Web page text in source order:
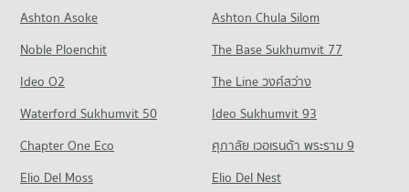
คอนโด วิทยาลัยเซาธ์อีสท์บางกอก
399 โครงการ
คอนโดให้เช่า วิทยาลัยเซาธ์อีสท์บางกอก
มีคอนโดให้เช่า 16,674 ประกาศ
ขายคอนโด วิทยาลัยเซาธ์อีสท์บางกอก
มีคอนโดขาย 5,742 ประกาศ
คอนโด ม.กรุงเทพ กล้วยน้ำไท
ขายคอนโด บิ๊กซี เอ็กซ์ตร้า อ่อนนุช
มีคอนโดขาย 14,969 ประกาศ
365 โครงการ
คอนโดให้เช่า เทสโก้โลตัส สุขุมวิท 50
มีคอนโดขาย 8,303 ประกาศ
คอนโดให้เช่า ถนนสุขุมวิท
มีคอนโดให้เช่า 74,265 ประกาศ
ขายคอนโด ถนนสุขุมวิท
มีคอนโดขาย 27,183 ประกาศ
คอนโด ซอยอ่อนนุช (สุขุมวิท 77)
คอนโดให้เช่า ซอยอ่อนนุช (สุขุมวิท 77)
มีคอนโดให้เช่า 5,480 ประกาศ
Ashton Asoke
Ashton Chula Silom
Noble Ploenchit
The Base Sukhumvit 77
Ideo O2
The Line วงศ์สว่าง
Waterford Sukhumvit 50
Ideo Sukhumvit 93
Chapter One Eco
ศุภาลัย เวอเรนด้า พระราม 9
Elio Del Moss
Elio Del Nest